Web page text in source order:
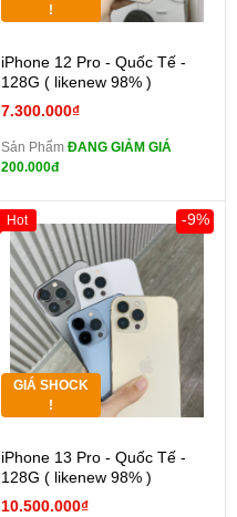
!
iPhone 12 Pro - Quốc Tế -
128G ( likenew 98% )
7.300.000₫
Sản Phẩm ĐANG GIẢM GIÁ
200.000đ
GIÁ SHOCK
!
iPhone 13 Pro - Quốc Tế -
128G ( likenew 98% )
10.500.000₫
-9%
Hot